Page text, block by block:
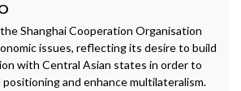
Shanghai Cooperation Organisation
issues, reflecting its desire to build
with Central Asian states in order to
and enhance multilateralism.